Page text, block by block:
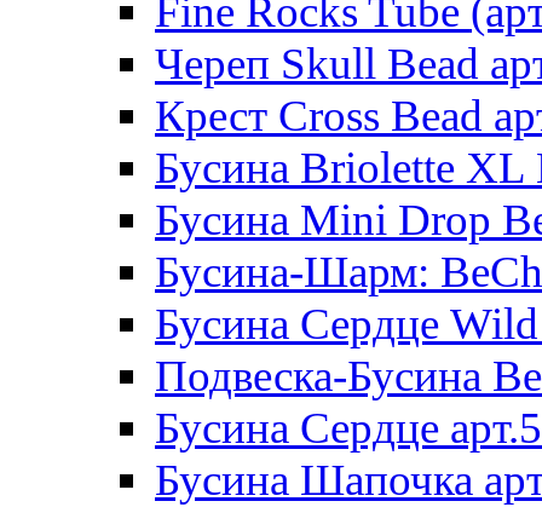
Fine Rocks Tube
Череп Skull Bead
Крест Cross Bead
Бусина Briolette XL
Бусина Mini Drop
Бусина-Шарм:
Бусина Сердце
Подвеска-Бусина
Бусина Сердце
Бусина Шапочка